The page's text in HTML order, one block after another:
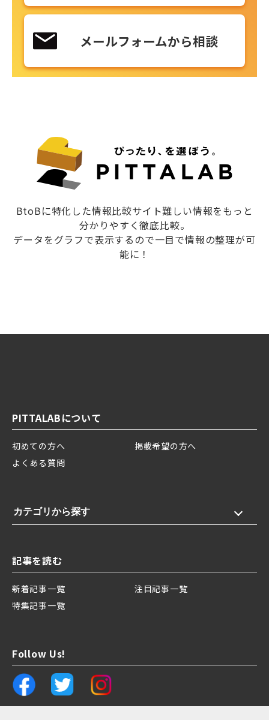
メールフォームから相談
BtoBに特化した情報比較サイト難しい情報をもっと
分かりやすく徹底比較。
データをグラフで表示するので一目で情報の整理が可
能に！
PITTALABについて
初めての方へ
掲載希望の方へ
よくある質問
カテゴリから探す
記事を読む
新着記事一覧
注目記事一覧
特集記事一覧
Follow Us!